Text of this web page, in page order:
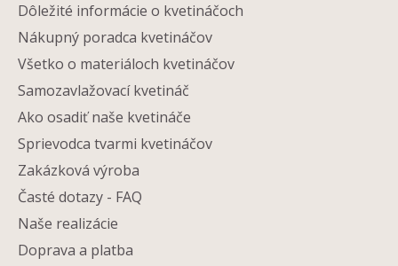
Dôležité informácie o kvetináčoch
Nákupný poradca kvetináčov
Všetko o materiáloch kvetináčov
Samozavlažovací kvetináč
Ako osadiť naše kvetináče
Sprievodca tvarmi kvetináčov
Zakázková výroba
Časté dotazy - FAQ
Naše realizácie
Doprava a platba